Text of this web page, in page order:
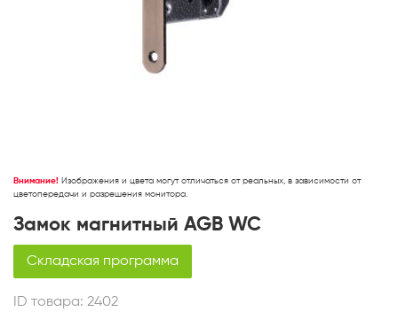
Внимание! Изображения и цвета могут отличаться от реальных, в зависимости от
цветопередачи и разрешения монитора.
Замок магнитный AGB WC
Складская программа
ID товара: 2402